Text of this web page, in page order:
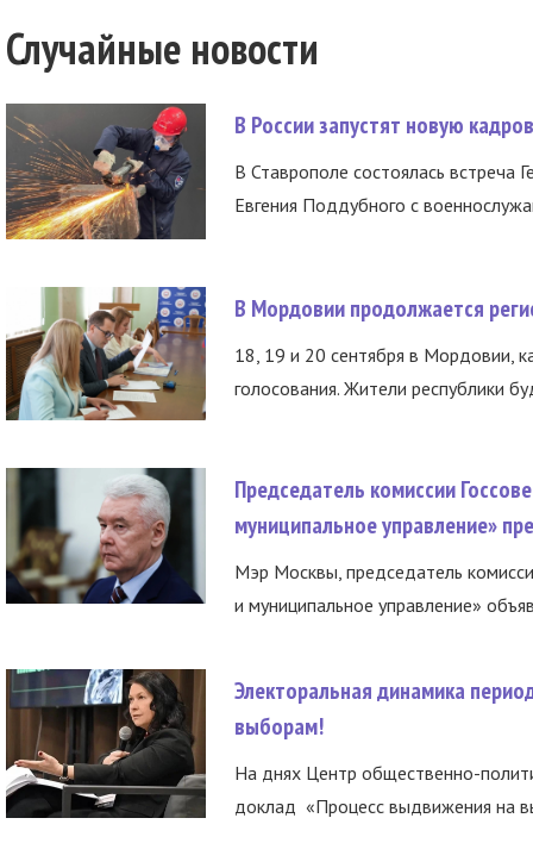
Случайные новости
В России запустят новую
В Ставрополе состоялась встреча
Евгения Поддубного с
В Мордовии продолжается
18, 19 и 20 сентября в Мордовии,
голосования. Жители республики
Председатель комиссии
муниципальное управление»
Мэр Москвы, председатель
и муниципальное управление»
Электоральная динамика
выборам!
На днях Центр общественно-
доклад «Процесс выдвижения на